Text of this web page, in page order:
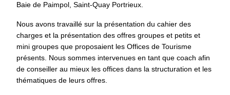
Baie de Paimpol, Saint-Quay Portrieux.
Nous avons travaillé sur la présentation du cahier des
charges et la présentation des offres groupes et petits et
mini groupes que proposaient les Offices de Tourisme
présents. Nous sommes intervenues en tant que coach afin
de conseiller au mieux les offices dans la structuration et les
thématiques de leurs offres.